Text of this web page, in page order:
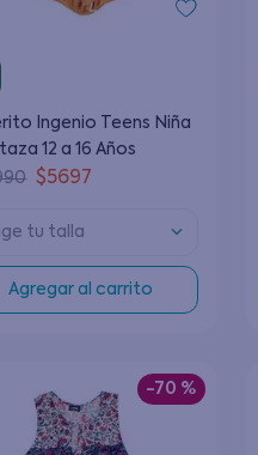
Ingenio Teens Niña
12 a 16 Años
$5697
tu talla
Agregar al carrito
-70 %